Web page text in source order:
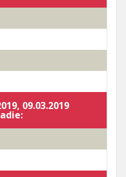
09.03.2019